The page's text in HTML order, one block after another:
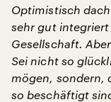
Optimistisch
sehr gut
Gesellschaft.
Sei nicht so
mögen, sondern,
so beschäftigt